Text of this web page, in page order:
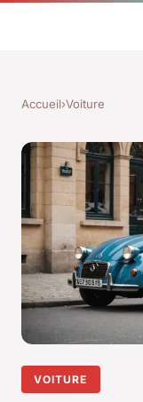
Accueil›Voiture
VOITURE